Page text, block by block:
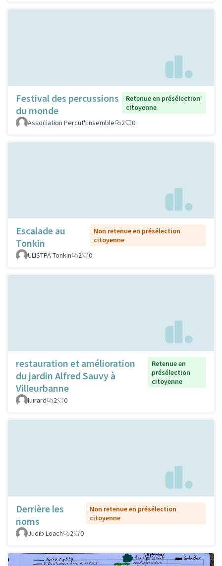
Festival des percussions
du monde
Retenue en présélection
citoyenne
Association Percut'Ensemble
2 0
Escalade au
Tonkin
Non retenue en présélection
citoyenne
ULISTPA Tonkin
2 0
restauration et amélioration
du jardin Alfred Sauvy à
Villeurbanne
Retenue en
présélection
citoyenne
luirard 2 0
Derrière les
noms
Non retenue en présélection
citoyenne
Judib Loach
2 0